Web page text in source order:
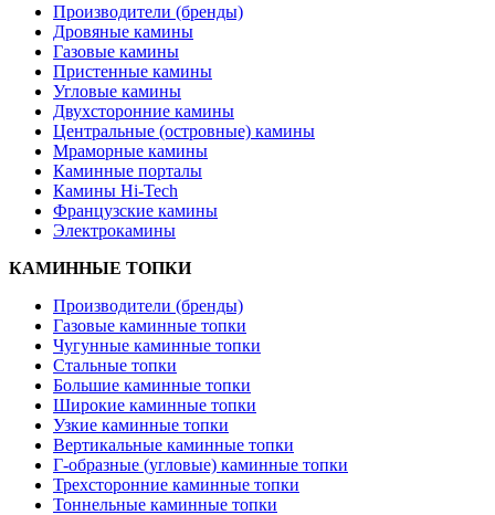
Производители (бренды)
Дровяные камины
Газовые камины
Пристенные камины
Угловые камины
Двухсторонние камины
Центральные (островные) камины
Мраморные камины
Каминные порталы
Камины Hi-Tech
Французские камины
Электрокамины
КАМИННЫЕ ТОПКИ
Производители (бренды)
Газовые каминные топки
Чугунные каминные топки
Стальные топки
Большие каминные топки
Широкие каминные топки
Узкие каминные топки
Вертикальные каминные топки
Г-образные (угловые) каминные топки
Трехсторонние каминные топки
Тоннельные каминные топки